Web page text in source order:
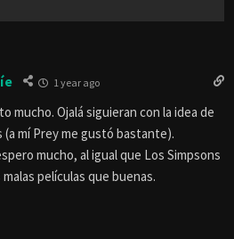
1 year ago
mucho. Ojalá siguieran con la idea de
mí Prey me gustó bastante).
mucho, al igual que Los Simpsons
películas que buenas.